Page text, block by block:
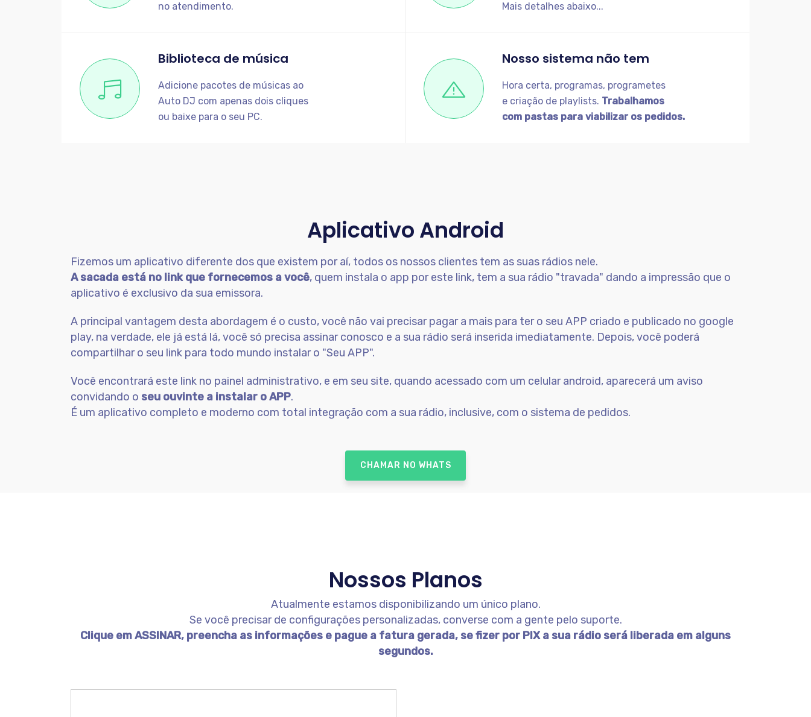
no atendimento.
Mais detalhes abaixo...
Biblioteca de música
Adicione pacotes de músicas ao
Auto DJ com apenas dois cliques
ou baixe para o seu PC.
Nosso sistema não tem
Hora certa, programas, programetes
e criação de playlists. Trabalhamos
com pastas para viabilizar os pedidos.
Aplicativo Android
Fizemos um aplicativo diferente dos que existem por aí, todos os nossos clientes tem as suas rádios nele.
A sacada está no link que fornecemos a você, quem instala o app por este link, tem a sua rádio "travada" dando a impressão que o
aplicativo é exclusivo da sua emissora.
A principal vantagem desta abordagem é o custo, você não vai precisar pagar a mais para ter o seu APP criado e publicado no google
play, na verdade, ele já está lá, você só precisa assinar conosco e a sua rádio será inserida imediatamente. Depois, você poderá
compartilhar o seu link para todo mundo instalar o "Seu APP".
Você encontrará este link no painel administrativo, e em seu site, quando acessado com um celular android, aparecerá um aviso
convidando o seu ouvinte a instalar o APP.
É um aplicativo completo e moderno com total integração com a sua rádio, inclusive, com o sistema de pedidos.
CHAMAR NO WHATS
Nossos Planos
Atualmente estamos disponibilizando um único plano.
Se você precisar de configurações personalizadas, converse com a gente pelo suporte.
Clique em ASSINAR, preencha as informações e pague a fatura gerada, se fizer por PIX a sua rádio será liberada em alguns
segundos.